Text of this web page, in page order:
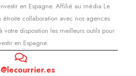
en Espagne. Affilié au média Le
collaboration avec nos agences
votre disposition les meilleurs outils pour
en Espagne.